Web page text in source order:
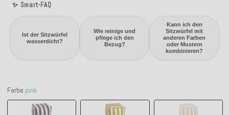
✨ Smart-FAQ
Ist der Sitzwürfel
wasserdicht?
Wie reinige und
pflege ich den
Bezug?
Kann ich den
Sitzwürfel mit
anderen Farben
oder Mustern
kombinieren?
Farbe pink
brombeer grün natur